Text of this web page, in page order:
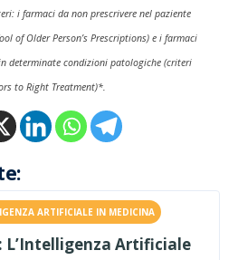
i farmaci da non prescrivere nel paziente
of Older Person’s Prescriptions) e i farmaci
determinate condizioni patologiche (criteri
to Right Treatment)*.
ARTIFICIALE IN MEDICINA
L’Intelligenza Artificiale